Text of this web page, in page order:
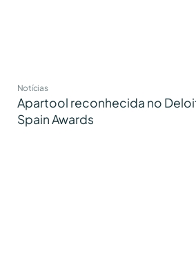
Notícias
Apartool reconhecida no
Spain Awards